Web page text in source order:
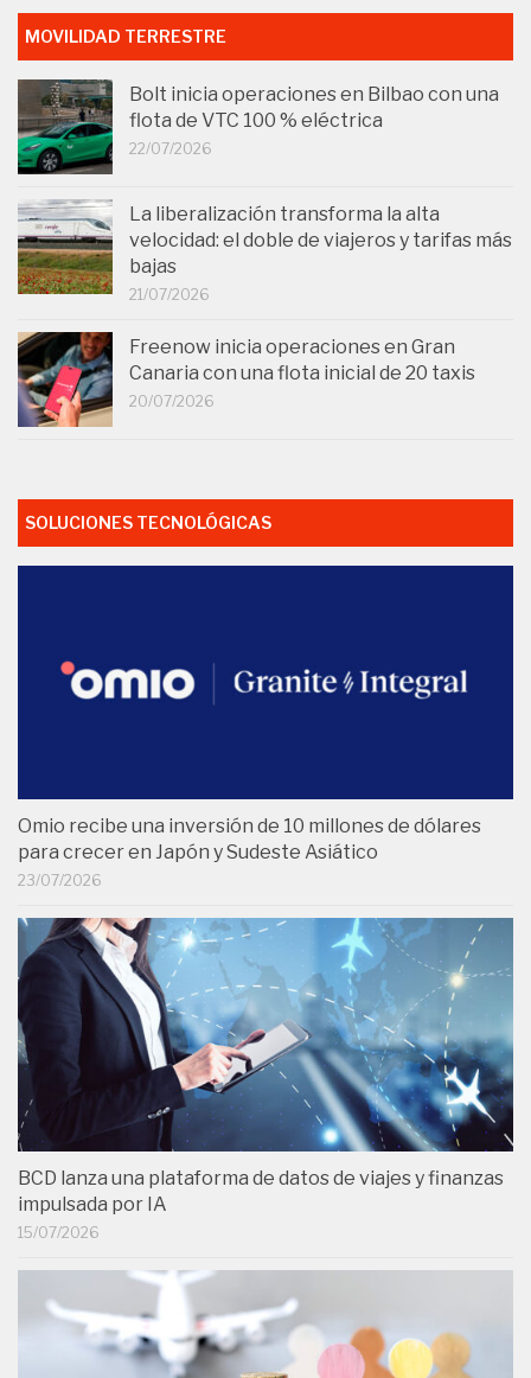
MOVILIDAD TERRESTRE
Bolt inicia operaciones en Bilbao con una
flota de VTC 100 % eléctrica
22/07/2026
La liberalización transforma la alta
velocidad: el doble de viajeros y tarifas más
bajas
21/07/2026
Freenow inicia operaciones en Gran
Canaria con una flota inicial de 20 taxis
20/07/2026
SOLUCIONES TECNOLÓGICAS
Omio recibe una inversión de 10 millones de dólares
para crecer en Japón y Sudeste Asiático
23/07/2026
BCD lanza una plataforma de datos de viajes y finanzas
impulsada por IA
15/07/2026